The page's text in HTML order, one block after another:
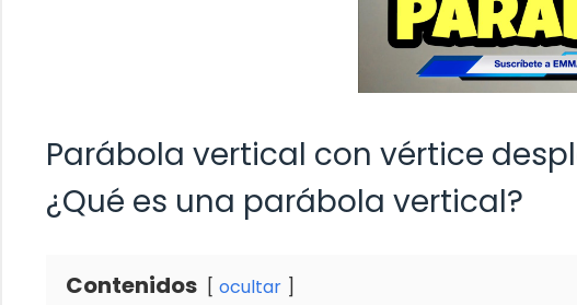
Parábola vertical con vértice
¿Qué es una parábola vertical?
Contenidos ocultar